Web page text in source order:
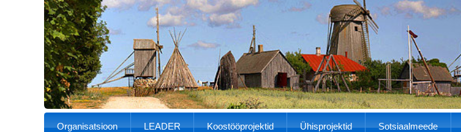
Organisatsioon LEADER Koostööprojektid Ühisprojektid Sotsiaalmeede